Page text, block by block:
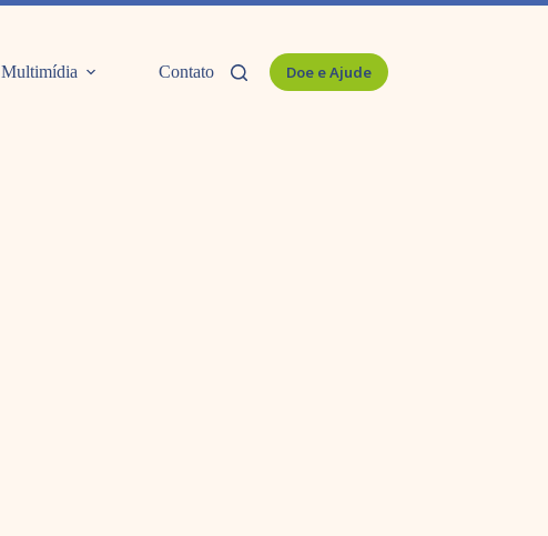
Multimídia Contato Doe e Ajude